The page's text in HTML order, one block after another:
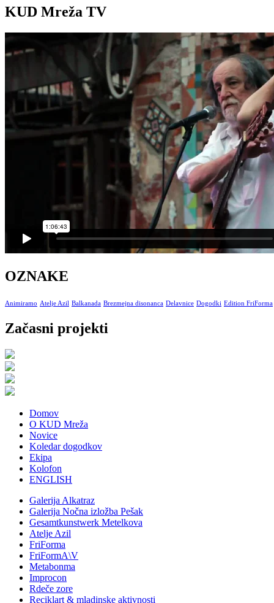
KUD Mreža TV
OZNAKE
Animiramo Atelje Azil Balkanada Brezmejna disonanca Delavnice Dogodki Edition FriForma
Začasni projekti
Domov
O KUD Mreža
Novice
Koledar dogodkov
Ekipa
Kolofon
ENGLISH
Galerija Alkatraz
Galerija Nočna izložba Pešak
Gesamtkunstwerk Metelkova
Atelje Azil
FriForma
FriFormA\V
Metabonma
Improcon
Rdeče zore
Reciklart & mladinske aktivnosti